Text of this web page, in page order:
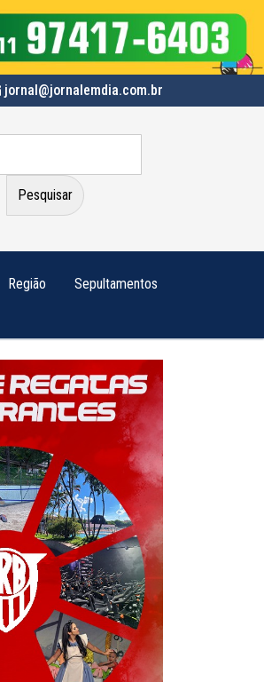
jornal@jornalemdia.com.br
Região Sepultamentos